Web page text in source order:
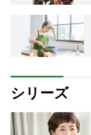
シリーズ